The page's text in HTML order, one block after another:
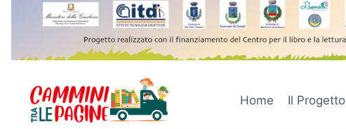
Home Il Progetto